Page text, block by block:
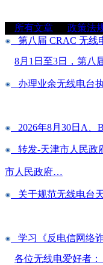
所有文章 政策法
第八届 CRAC 无线
8月1日至3日，第八
办理业余无线电台
2026年8月30日A、
转发-天津市人民政
市人民政府…
关于规范无线电台
学习《反电信网络
各位无线电爱好者